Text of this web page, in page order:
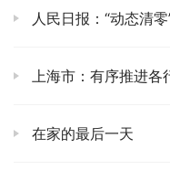
人民日报：“动态清
上海市：有序推进各行
在家的最后一天